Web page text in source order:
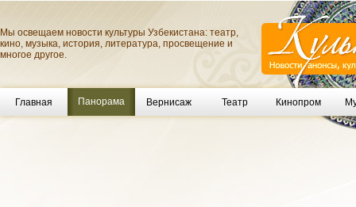
Мы освещаем новости культуры Узбекистана: театр,
кино, музыка, история, литература, просвещение и
многое другое.
Главная Панорама Вернисаж Театр Кинопром